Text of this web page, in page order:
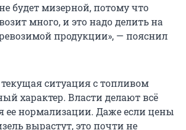
будет мизерной, потому что
много, и это надо делить на
продукции», — пояснил
текущая ситуация с топливом
характер. Власти делают всё
ее нормализации. Даже если цены
вырастут, это почти не